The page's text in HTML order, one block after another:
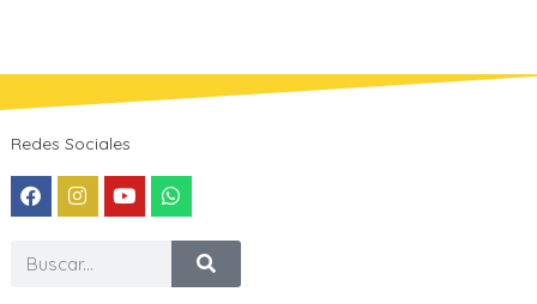
Redes Sociales